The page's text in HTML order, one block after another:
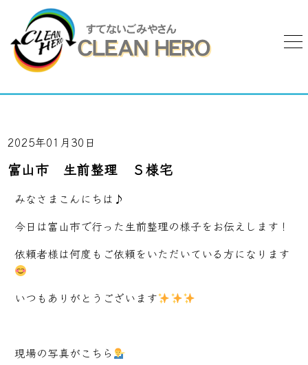
2025年01月30日
富山市 生前整理 Ｓ様宅
みなさまこんにちは♪
今日は富山市で行った生前整理の様子をお伝えします！
依頼者様は何度もご依頼をいただいている方になります
いつもありがとうございます
現場の写真がこちら